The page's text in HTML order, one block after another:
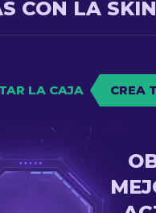
CON LA SKIN
LA CAJA CREA